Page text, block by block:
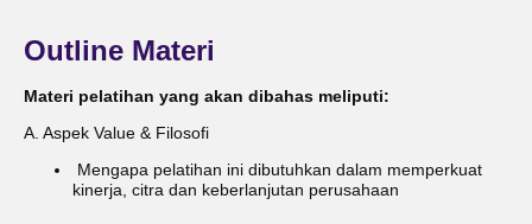
Outline Materi
Materi pelatihan yang akan dibahas meliputi:
A. Aspek Value & Filosofi
Mengapa pelatihan ini dibutuhkan dalam memperkuat
kinerja, citra dan keberlanjutan perusahaan